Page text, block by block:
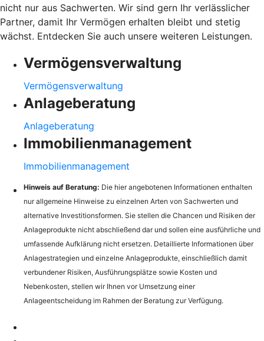
nicht nur aus Sachwerten. Wir sind gern Ihr verlässlicher
Partner, damit Ihr Vermögen erhalten bleibt und stetig
wächst. Entdecken Sie auch unsere weiteren Leistungen.
Vermögensverwaltung
Vermögensverwaltung
Anlageberatung
Anlageberatung
Immobilienmanagement
Immobilienmanagement
Hinweis auf Beratung: Die hier angebotenen Informationen enthalten
nur allgemeine Hinweise zu einzelnen Arten von Sachwerten und
alternative Investitionsformen. Sie stellen die Chancen und Risiken der
Anlageprodukte nicht abschließend dar und sollen eine ausführliche und
umfassende Aufklärung nicht ersetzen. Detaillierte Informationen über
Anlagestrategien und einzelne Anlageprodukte, einschließlich damit
verbundener Risiken, Ausführungsplätze sowie Kosten und
Nebenkosten, stellen wir Ihnen vor Umsetzung einer
Anlageentscheidung im Rahmen der Beratung zur Verfügung.